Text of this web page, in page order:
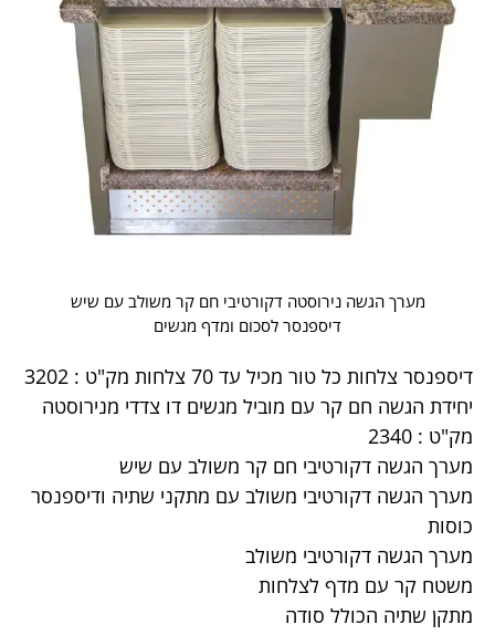
מערך הגשה נירוסטה דקורטיבי חם קר משולב עם שיש
דיספנסר לסכום ומדף מגשים
דיספנסר צלחות כל טור מכיל עד 70 צלחות מק"ט : 3202
יחידת הגשה חם קר עם מוביל מגשים דו צדדי מנירוסטה
מק"ט : 2340
מערך הגשה דקורטיבי חם קר משולב עם שיש
מערך הגשה דקורטיבי משולב עם מתקני שתיה ודיספנסר
כוסות
מערך הגשה דקורטיבי משולב
משטח קר עם מדף לצלחות
מתקן שתיה הכולל סודה